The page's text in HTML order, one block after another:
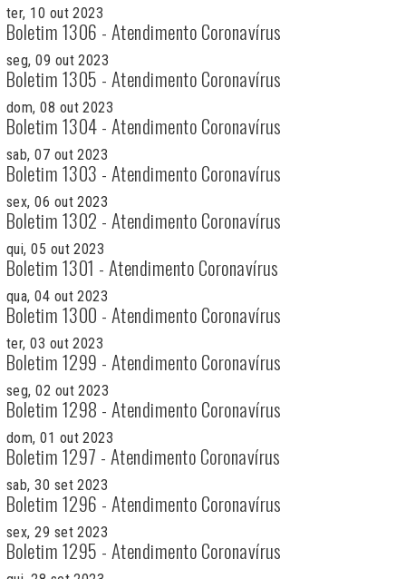
ter, 10 out 2023
Boletim 1306 - Atendimento Coronavírus
seg, 09 out 2023
Boletim 1305 - Atendimento Coronavírus
dom, 08 out 2023
Boletim 1304 - Atendimento Coronavírus
sab, 07 out 2023
Boletim 1303 - Atendimento Coronavírus
sex, 06 out 2023
Boletim 1302 - Atendimento Coronavírus
qui, 05 out 2023
Boletim 1301 - Atendimento Coronavírus
qua, 04 out 2023
Boletim 1300 - Atendimento Coronavírus
ter, 03 out 2023
Boletim 1299 - Atendimento Coronavírus
seg, 02 out 2023
Boletim 1298 - Atendimento Coronavírus
dom, 01 out 2023
Boletim 1297 - Atendimento Coronavírus
sab, 30 set 2023
Boletim 1296 - Atendimento Coronavírus
sex, 29 set 2023
Boletim 1295 - Atendimento Coronavírus